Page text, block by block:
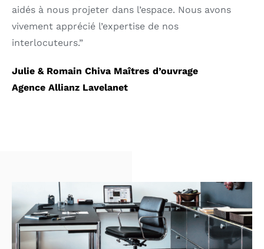
aidés à nous projeter dans l’espace. Nous avons
vivement apprécié l’expertise de nos
interlocuteurs.”
Julie & Romain Chiva Maîtres d’ouvrage
Agence Allianz Lavelanet